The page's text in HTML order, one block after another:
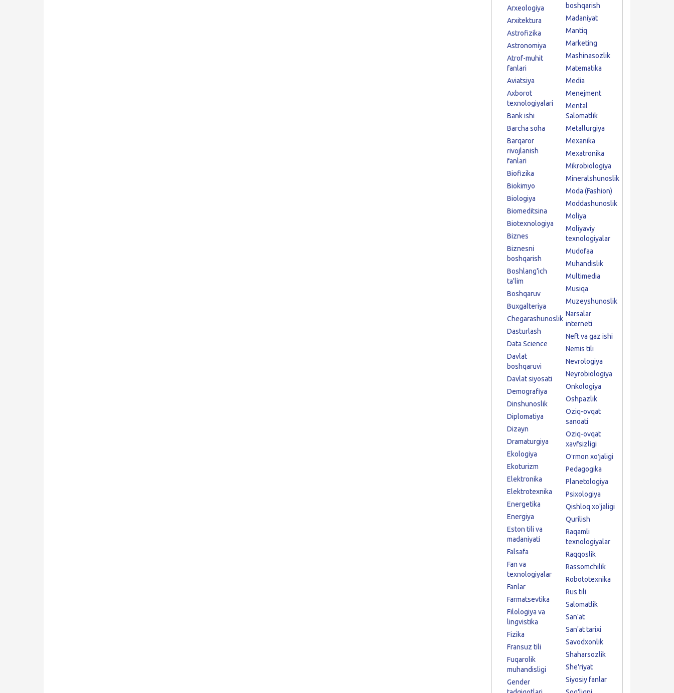
Arxeologiya
Arxitektura
Astrofizika
Astronomiya
Atrof-muhit
fanlari
Aviatsiya
Axborot
texnologiyalari
Bank ishi
Barcha soha
Barqaror
rivojlanish
fanlari
Biofizika
Biokimyo
Biologiya
Biomeditsina
Biotexnologiya
Biznes
Biznesni
boshqarish
Boshlang'ich
ta'lim
Boshqaruv
Buxgalteriya
Chegarashunoslik
Dasturlash
Data Science
Davlat
boshqaruvi
Davlat siyosati
Demografiya
Dinshunoslik
Diplomatiya
Dizayn
Dramaturgiya
Ekologiya
Ekoturizm
Elektronika
Elektrotexnika
Energetika
Energiya
Eston tili va
madaniyati
Falsafa
Fan va
texnologiyalar
Fanlar
Farmatsevtika
Filologiya va
lingvistika
Fizika
Fransuz tili
Fuqarolik
muhandisligi
Gender
boshqarish
Madaniyat
Mantiq
Marketing
Mashinasozlik
Matematika
Media
Menejment
Mental
Salomatlik
Metallurgiya
Mexanika
Mexatronika
Mikrobiologiya
Mineralshunoslik
Moda (Fashion)
Moddashunoslik
Moliya
Moliyaviy
texnologiyalar
Mudofaa
Muhandislik
Multimedia
Musiqa
Muzeyshunoslik
Narsalar
interneti
Neft va gaz ishi
Nemis tili
Nevrologiya
Neyrobiologiya
Onkologiya
Oshpazlik
Oziq-ovqat
sanoati
Oziq-ovqat
xavfsizligi
Oʻrmon xoʻjaligi
Pedagogika
Planetologiya
Psixologiya
Qishloq xo'jaligi
Qurilish
Raqamli
texnologiyalar
Raqqoslik
Rassomchilik
Robototexnika
Rus tili
Salomatlik
San'at
San'at tarixi
Savodxonlik
Shaharsozlik
She'riyat
Siyosiy fanlar